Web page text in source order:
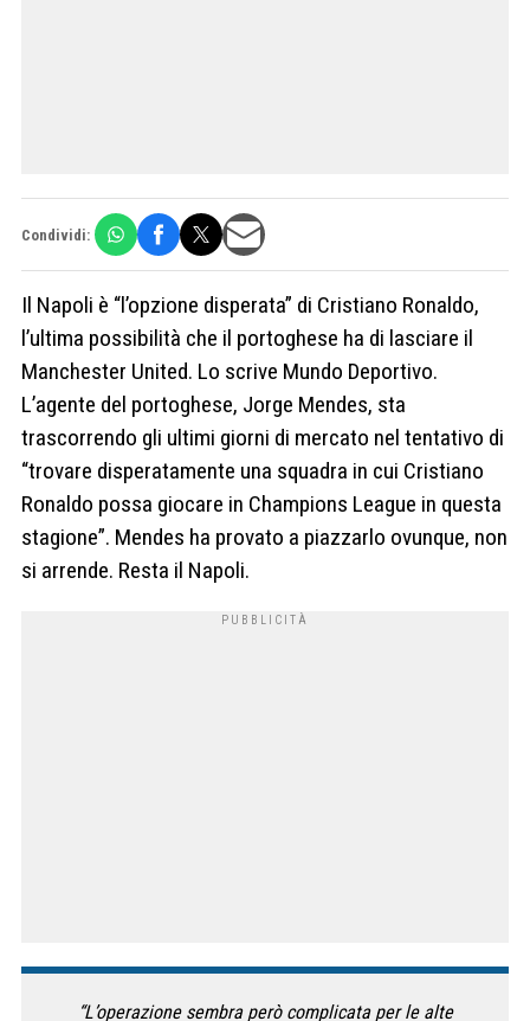
Condividi:
Il Napoli è “l’opzione disperata” di Cristiano Ronaldo,
l’ultima possibilità che il portoghese ha di lasciare il
Manchester United. Lo scrive Mundo Deportivo.
L’agente del portoghese, Jorge Mendes, sta
trascorrendo gli ultimi giorni di mercato nel tentativo di
“trovare disperatamente una squadra in cui Cristiano
Ronaldo possa giocare in Champions League in questa
stagione”. Mendes ha provato a piazzarlo ovunque, non
si arrende. Resta il Napoli.
“L’operazione sembra però complicata per le alte